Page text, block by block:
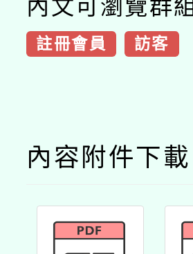
內文可瀏覽群
註冊會員 訪客
內容附件下載